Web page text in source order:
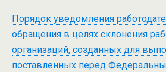
Порядок уведомления
обращения в целях склонения
организаций, созданных для
поставленных перед